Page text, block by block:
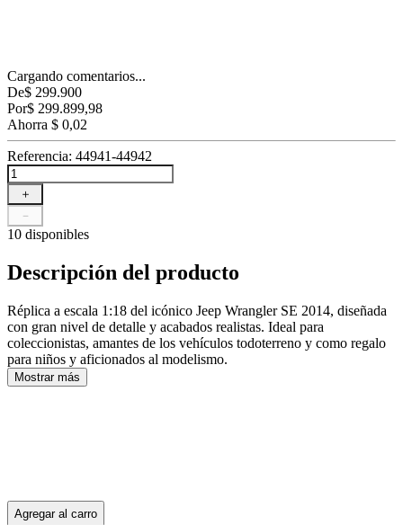
Cargando comentarios...
De$ 299.900
Por$ 299.899,98
Ahorra $ 0,02
Referencia: 44941-44942
＋
－
10 disponibles
Descripción del producto
Réplica a escala 1:18 del icónico Jeep Wrangler SE 2014, diseñada
con gran nivel de detalle y acabados realistas. Ideal para
coleccionistas, amantes de los vehículos todoterreno y como regalo
para niños y aficionados al modelismo.
Mostrar más
Agregar al carro